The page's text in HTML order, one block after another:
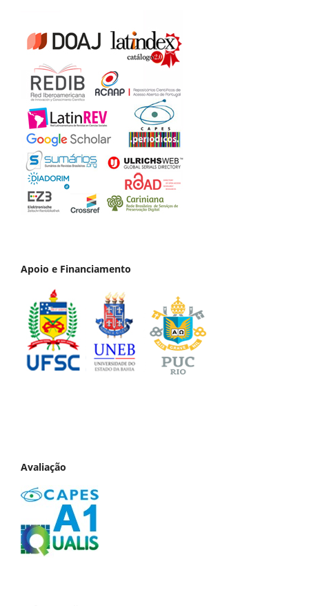
Apoio e Financiamento
Avaliação